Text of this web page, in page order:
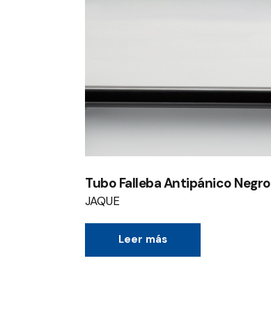
Tubo Falleba Antipánico Negro
JAQUE
Leer más